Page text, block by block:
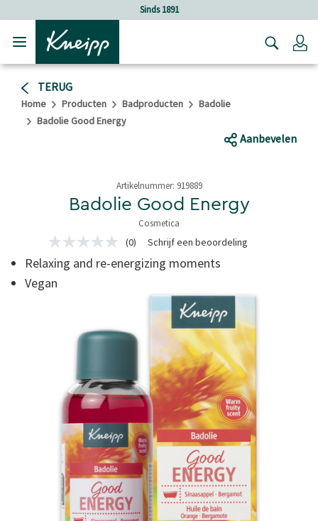
Verder gaan naar hoofdinhoud.Sinds 1891
TERUG
Home Producten Badproducten
Badolie
Badolie Good Energy
Aanbevelen
Artikelnummer: 919889
Badolie Good Energy
Cosmetica
5 van 5 sterren
Geen
scorewaarde
Dezelfde
paginalink.
(0) Schrijf een beoordeling
Relaxing and re-energizing moments
Vegan